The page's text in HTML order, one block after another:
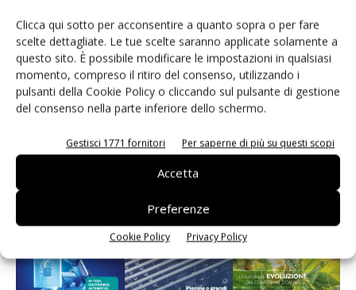
Clicca qui sotto per acconsentire a quanto sopra o per fare
scelte dettagliate. Le tue scelte saranno applicate solamente a
questo sito. È possibile modificare le impostazioni in qualsiasi
momento, compreso il ritiro del consenso, utilizzando i
pulsanti della Cookie Policy o cliccando sul pulsante di gestione
del consenso nella parte inferiore dello schermo.
Gestisci 1771 fornitori Per saperne di più su questi scopi
Accetta
Preferenze
Cookie Policy Privacy Policy